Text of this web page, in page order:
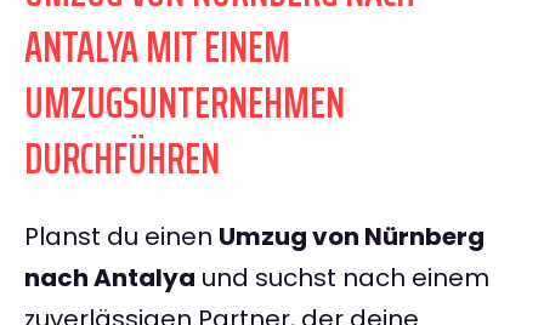
ANTALYA MIT EINEM
UMZUGSUNTERNEHMEN
DURCHFÜHREN
Planst du einen Umzug von Nürnberg
nach Antalya und suchst nach einem